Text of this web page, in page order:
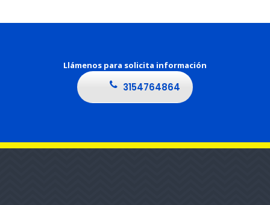
Llámenos para solicita información
3154764864